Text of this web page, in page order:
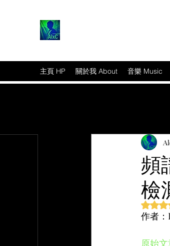
主頁 HP 關於我 About 音樂 Music
頻
檢
作者
原始